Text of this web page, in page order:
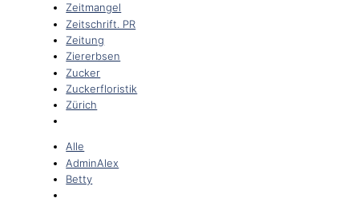
Zeitmangel
Zeitschrift. PR
Zeitung
Ziererbsen
Zucker
Zuckerfloristik
Zürich
Alle
AdminAlex
Betty